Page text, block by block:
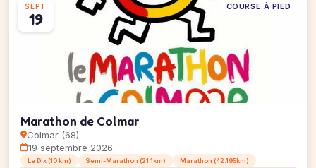
SEPT
19
COURSE À PIED
Marathon de Colmar
Colmar (68)
19 septembre 2026
Le Dix (10 km) Semi-Marathon (21.1km) Marathon (42.195km)